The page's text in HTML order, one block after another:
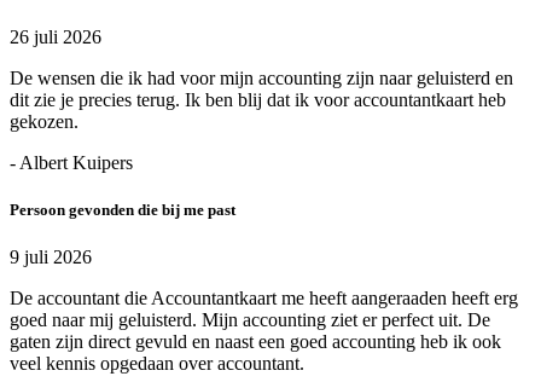
26 juli 2026
De wensen die ik had voor mijn accounting zijn naar geluisterd en
dit zie je precies terug. Ik ben blij dat ik voor accountantkaart heb
gekozen.
- Albert Kuipers
Persoon gevonden die bij me past
9 juli 2026
De accountant die Accountantkaart me heeft aangeraaden heeft erg
goed naar mij geluisterd. Mijn accounting ziet er perfect uit. De
gaten zijn direct gevuld en naast een goed accounting heb ik ook
veel kennis opgedaan over accountant.